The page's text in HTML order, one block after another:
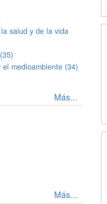
salud y de la vida
medioambiente (34)
Más...
Más...